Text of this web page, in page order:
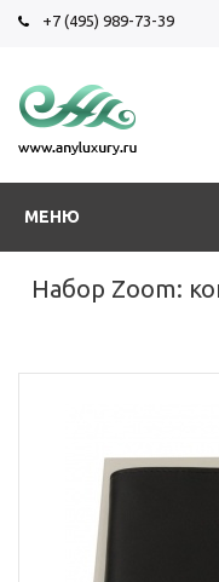
+7 (495) 989-73-39
МЕНЮ
Набор Zoom: